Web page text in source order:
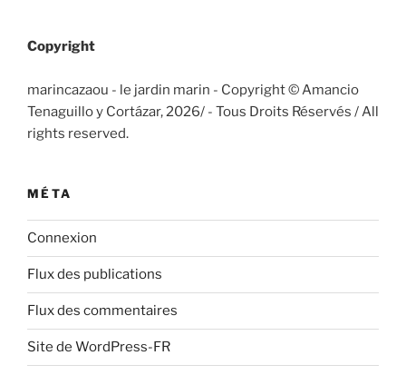
Copyright
marincazaou - le jardin marin - Copyright © Amancio
Tenaguillo y Cortázar, 2026/ - Tous Droits Réservés / All
rights reserved.
MÉTA
Connexion
Flux des publications
Flux des commentaires
Site de WordPress-FR